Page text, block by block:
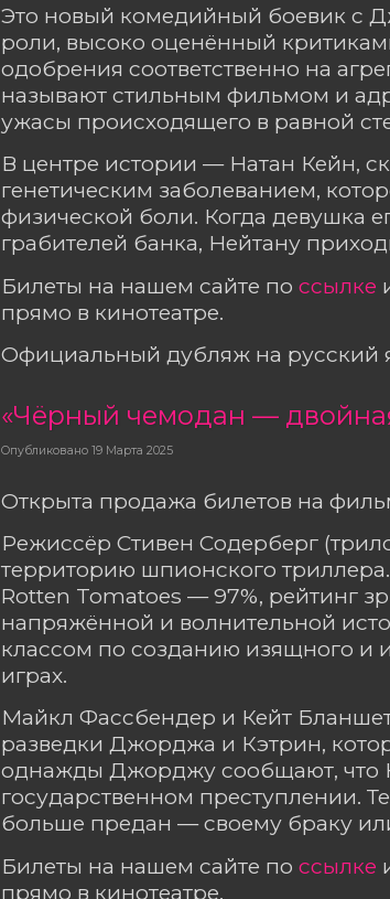
Это новый комедийный боевик с
роли, высоко оценённый
одобрения соответственно на
называют стильным фильмом и
ужасы происходящего в равной
В центре истории — Натан Кейн,
генетическим заболеванием,
физической боли. Когда девушка
грабителей банка, Нейтану
Билеты на нашем сайте поссылке
прямо в кинотеатре.
Официальный дубляж на русский
Опубликовано 19 Марта 2025
Открыта продажа билетов на
Режиссёр Стивен Содерберг
территорию шпионского
Rotten Tomatoes — 97%, рейтинг
напряжённой и волнительной
классом по созданию изящного и
играх.
Майкл Фассбендер и Кейт
разведки Джорджа и Кэтрин,
однажды Джорджу сообщают, что
государственном преступлении.
больше предан — своему браку
Билеты на нашем сайте поссылке
прямо в кинотеатре.